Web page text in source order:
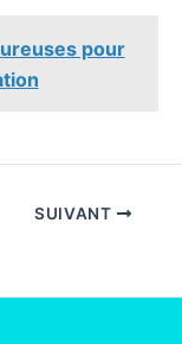
pour
SUIVANT